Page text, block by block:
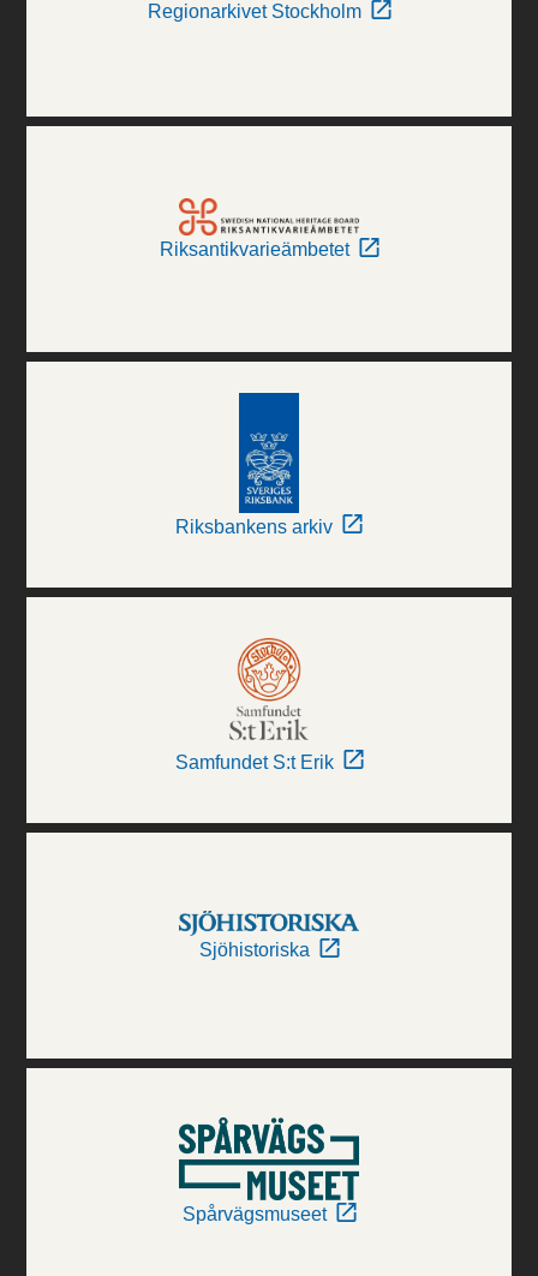
Regionarkivet Stockholm
Riksantikvarieämbetet
Riksbankens arkiv
Samfundet S:t Erik
Sjöhistoriska
Spårvägsmuseet